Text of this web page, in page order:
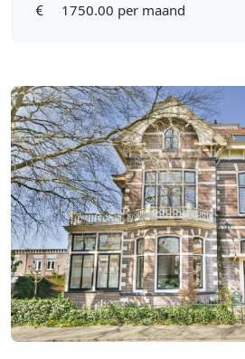
1750.00 per maand